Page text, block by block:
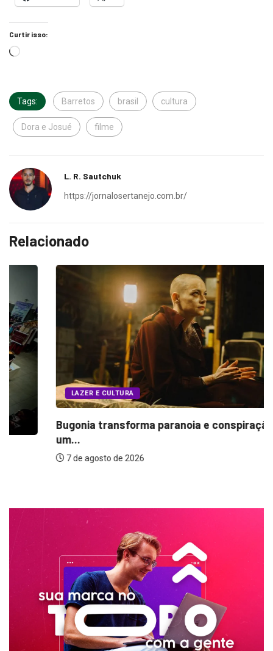
Curtir isso:
Tags: Barretos brasil cultura
Dora e Josué filme
L. R. Sautchuk
https://jornalosertanejo.com.br/
Relacionado
LAZER E CULTURA
Bugonia transforma paranoia e conspiração em
um...
7 de agosto de 2026